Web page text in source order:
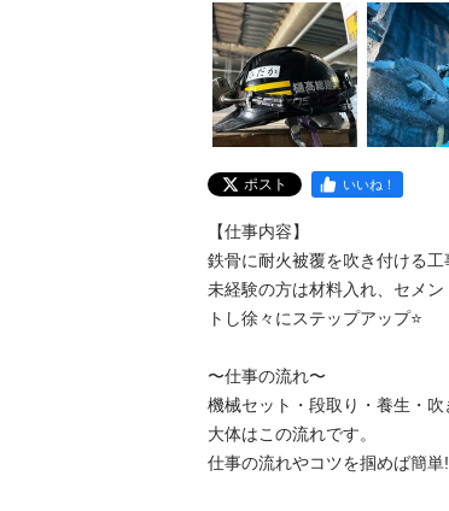
ポスト いいね！
【仕事内容】
鉄骨に耐火被覆を吹き付ける工
未経験の方は材料入れ、セメ
トし徐々にステップアップ⭐️
〜仕事の流れ〜
機械セット・段取り・養生・
大体はこの流れです。
仕事の流れやコツを掴めば簡単